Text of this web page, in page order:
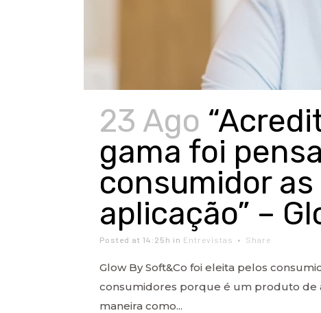
23 Ago
gama foi
consumidor
aplicação” –
Posted at 14:25h in Entrevistas Share
Glow By Soft&Co foi eleita pelos
consumidores porque é um produto de
maneira como...